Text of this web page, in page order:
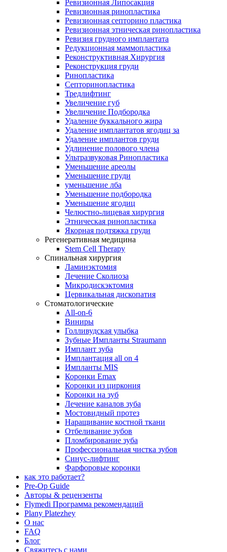
Ревизионная Липосакция
Ревизионная ринопластика
Ревизионная септорино пластика
Ревизионная этническая ринопластика
Ревизия грудного имплантата
Редукционная маммопластика
Реконструктивная Хирургия
Реконструкция груди
Ринопластика
Септоринопластика
Тредлифтинг
Увеличение губ
Увеличение Подбородка
Удаление буккального жира
Удаление имплантатов ягодиц за
Удаление имплантов груди
Удлинение полового члена
Ультразвуковая Ринопластика
Уменьшение ареолы
Уменьшение груди
уменьшение лба
Уменьшение подбородка
Уменьшение ягодиц
Челюстно-лицевая хирургия
Этническая ринопластика
Якорная подтяжка груди
Регенеративная медицина
Stem Cell Therapy
Спинальная хирургия
Ламинэктомия
Лечение Сколиоза
Микродискэктомия
Цервикальная дископатия
Стоматологические
All-on-6
Виниры
Голливудская улыбка
Зубные Импланты Straumann
Имплант зуба
Имплантация all on 4
Импланты MIS
Коронки Emax
Коронки из циркония
Коронки на зуб
Лечение каналов зуба
Мостовидный протез
Наращивание костной ткани
Отбеливание зубов
Пломбирование зуба
Профессиональная чистка зубов
Синус-лифтинг
Фарфоровые коронки
как это работает?
Pre-Op Guide
Авторы & рецензенты
Flymedi Программа рекомендаций
Plany Platezhey
О нас
FAQ
Блог
Свяжитесь с нами